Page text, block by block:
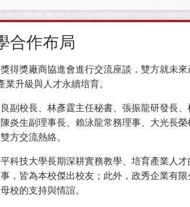
合作布局
得獎廠商協進會進行交流座談，雙方就未
升級與人才永續培育。
副校長、林彥霆主任秘書、張振龍研發長
炎生副理事長、賴泳龍常務理事、大光長
方交流熱絡。
科技大學長期深耕實務教學、培育產業人
，皆為本校傑出校友；此外，政秀企業有
校的支持與情誼。